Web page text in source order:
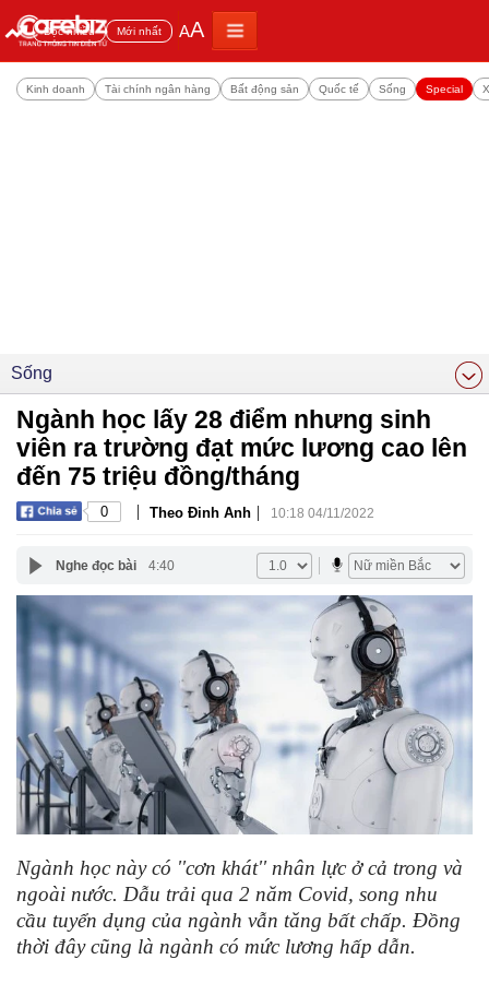
Đọc nhiều Mới nhất AA
Kinh doanh Tài chính ngân hàng Bất động sản Quốc tế Sống Special
Sống
Ngành học lấy 28 điểm nhưng sinh
viên ra trường đạt mức lương cao lên
đến 75 triệu đồng/tháng
0 | Theo Đinh Anh | 10:18 04/11/2022
Nghe đọc bài 4:40
Ngành học này có ''cơn khát'' nhân lực ở cả trong và
ngoài nước. Dẫu trải qua 2 năm Covid, song nhu
cầu tuyển dụng của ngành vẫn tăng bất chấp. Đồng
thời đây cũng là ngành có mức lương hấp dẫn.